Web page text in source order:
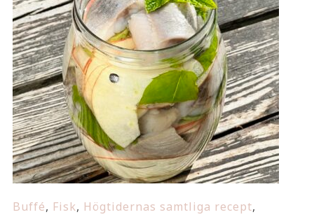
Buffé, Fisk, Högtidernas samtliga recept,